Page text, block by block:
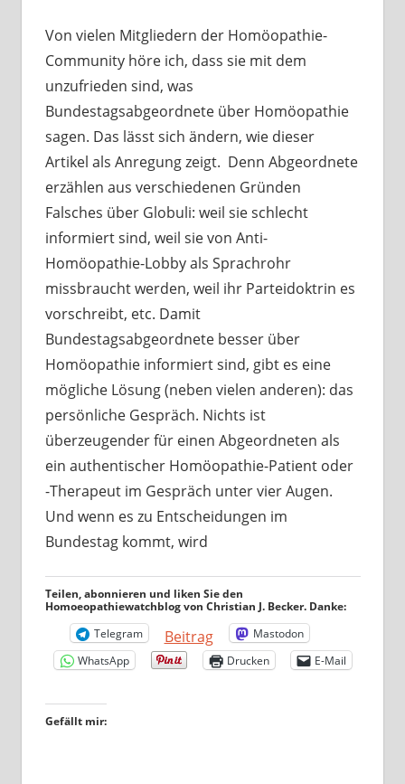
Von vielen Mitgliedern der Homöopathie-
Community höre ich, dass sie mit dem
unzufrieden sind, was
Bundestagsabgeordnete über Homöopathie
sagen. Das lässt sich ändern, wie dieser
Artikel als Anregung zeigt. Denn Abgeordnete
erzählen aus verschiedenen Gründen
Falsches über Globuli: weil sie schlecht
informiert sind, weil sie von Anti-
Homöopathie-Lobby als Sprachrohr
missbraucht werden, weil ihr Parteidoktrin es
vorschreibt, etc. Damit
Bundestagsabgeordnete besser über
Homöopathie informiert sind, gibt es eine
mögliche Lösung (neben vielen anderen): das
persönliche Gespräch. Nichts ist
überzeugender für einen Abgeordneten als
ein authentischer Homöopathie-Patient oder
-Therapeut im Gespräch unter vier Augen.
Und wenn es zu Entscheidungen im
Bundestag kommt, wird
Teilen, abonnieren und liken Sie den
Homoeopathiewatchblog von Christian J. Becker. Danke:
Telegram
Beitrag
Mastodon
WhatsApp
Drucken E-Mail
Gefällt mir: